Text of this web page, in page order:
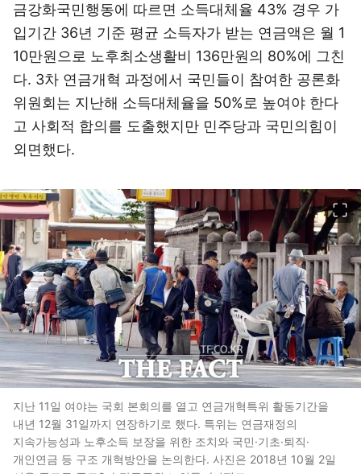
금강화국민행동에 따르면 소득대체율 43% 경우 가
입기간 36년 기준 평균 소득자가 받는 연금액은 월 1
10만원으로 노후최소생활비 136만원의 80%에 그친
다. 3차 연금개혁 과정에서 국민들이 참여한 공론화
위원회는 지난해 소득대체율을 50%로 높여야 한다
고 사회적 합의를 도출했지만 민주당과 국민의힘이
외면했다.
지난 11일 여야는 국회 본회의를 열고 연금개혁특위 활동기간을
내년 12월 31일까지 연장하기로 했다. 특위는 연금재정의
지속가능성과 노후소득 보장을 위한 조치와 국민·기초·퇴직·
개인연금 등 구조 개혁방안을 논의한다. 사진은 2018년 10월 2일